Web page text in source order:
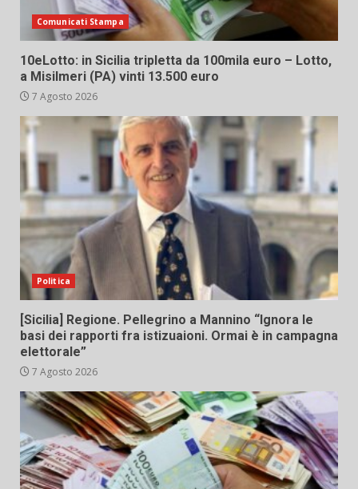
Comunicati Stampa
10eLotto: in Sicilia tripletta da 100mila euro – Lotto,
a Misilmeri (PA) vinti 13.500 euro
7 Agosto 2026
Politica
[Sicilia] Regione. Pellegrino a Mannino “Ignora le
basi dei rapporti fra istizuaioni. Ormai è in campagna
elettorale”
7 Agosto 2026